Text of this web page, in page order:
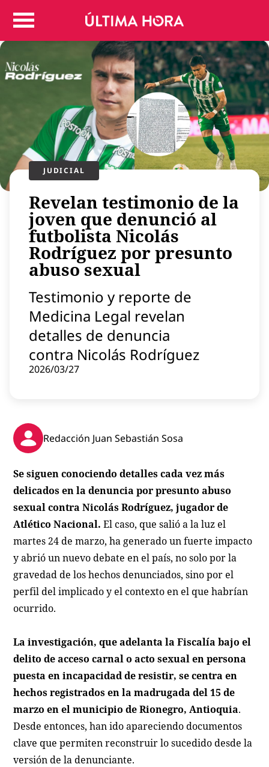
Colombia
Regiones
Entretenimiento
Vida
Mundo
Virales
Tecnología
Economía
Estilo de vida
Contenido patrocinado
Instagram
JUDICIAL
Revelan testimonio de la
joven que denunció al
futbolista Nicolás
Rodríguez por presunto
abuso sexual
Testimonio y reporte de
Medicina Legal revelan
detalles de denuncia
contra Nicolás Rodríguez
2026/03/27
Redacción Juan Sebastián Sosa
Se siguen conociendo detalles cada vez más
delicados en la denuncia por presunto abuso
sexual contra Nicolás Rodríguez, jugador de
Atlético Nacional. El caso, que salió a la luz el
martes 24 de marzo, ha generado un fuerte impacto
y abrió un nuevo debate en el país, no solo por la
gravedad de los hechos denunciados, sino por el
perfil del implicado y el contexto en el que habrían
ocurrido.
La investigación, que adelanta la Fiscalía bajo el
delito de acceso carnal o acto sexual en persona
puesta en incapacidad de resistir, se centra en
hechos registrados en la madrugada del 15 de
marzo en el municipio de Rionegro, Antioquia.
Desde entonces, han ido apareciendo documentos
clave que permiten reconstruir lo sucedido desde la
versión de la denunciante.